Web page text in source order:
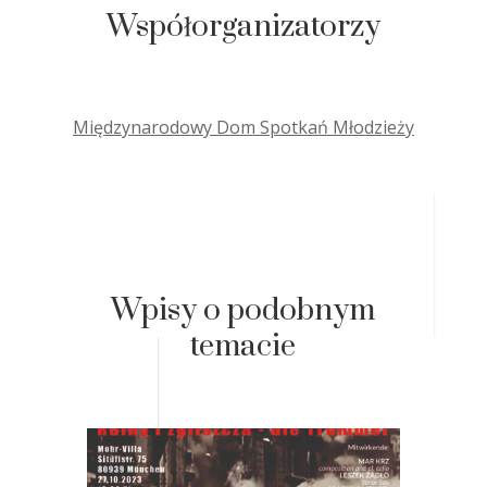
Współorganizatorzy
Międzynarodowy Dom Spotkań Młodzieży
Wpisy o podobnym
temacie